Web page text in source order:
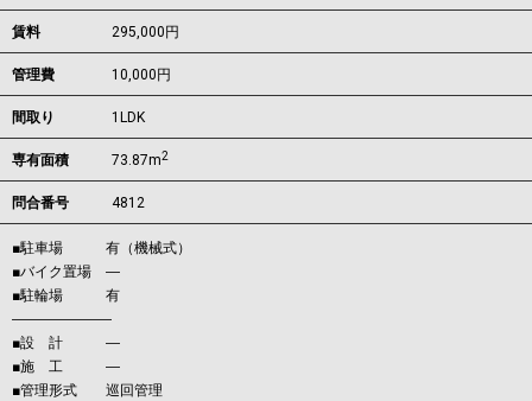
賃料 295,000円
管理費 10,000円
間取り 1LDK
専有面積 73.87m2
問合番号 4812
■駐車場 有（機械式）
■バイク置場 ―
■駐輪場 有
―――――――
■設 計 ―
■施 工 ―
■管理形式 巡回管理